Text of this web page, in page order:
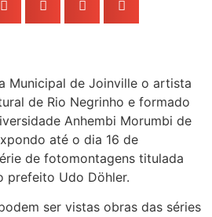
Municipal de Joinville o artista
de Rio Negrinho e formado
Anhembi Morumbi de
até o dia 16 de
de fotomontagens titulada
prefeito Udo Döhler.
ser vistas obras das séries